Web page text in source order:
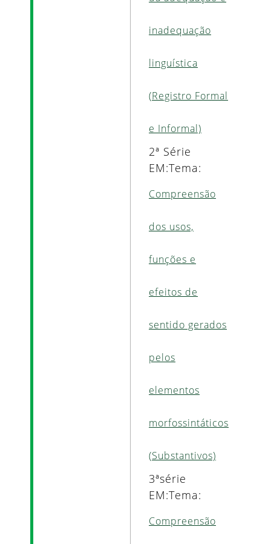
inadequação
linguística
(Registro Formal
e Informal)
2ª Série
EM:Tema:
Compreensão
dos usos,
funções e
efeitos de
sentido gerados
pelos
elementos
morfossintáticos
(Substantivos)
3ªsérie
EM:Tema:
Compreensão